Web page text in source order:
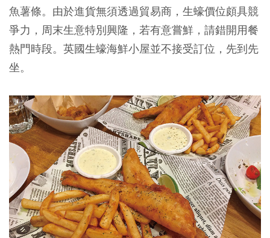
魚薯條。由於進貨無須透過貿易商，生蠔價位頗具競
爭力，周末生意特別興隆，若有意嘗鮮，請錯開用餐
熱門時段。英國生蠔海鮮小屋並不接受訂位，先到先
坐。